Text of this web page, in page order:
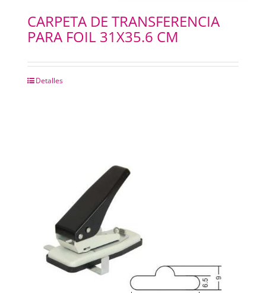
CARPETA DE TRANSFERENCIA
PARA FOIL 31X35.6 CM
Detalles